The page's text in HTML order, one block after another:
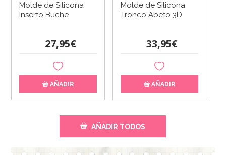
Molde de Silicona
Inserto Buche
27,95€
AÑADIR
Molde de Silicona
Tronco Abeto 3D
33,95€
AÑADIR
AÑADIR TODOS